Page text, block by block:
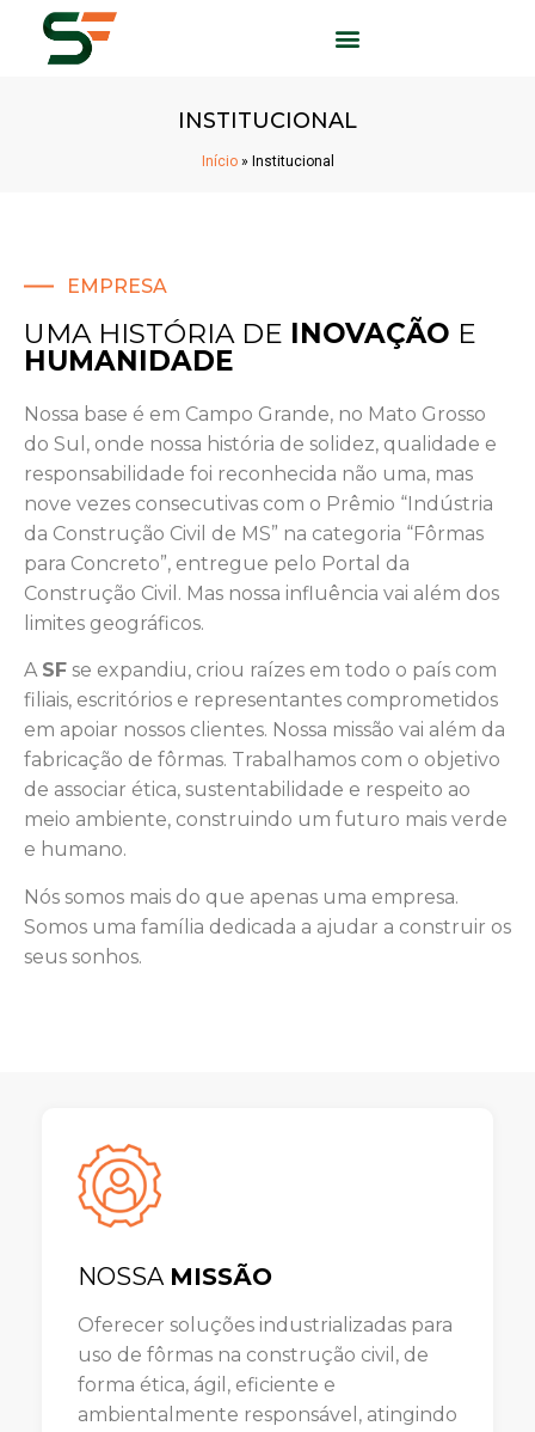
INSTITUCIONAL
Início» Institucional
EMPRESA
UMA HISTÓRIA DE INOVAÇÃO E
HUMANIDADE
Nossa base é em Campo Grande, no Mato Grosso
do Sul, onde nossa história de solidez, qualidade e
responsabilidade foi reconhecida não uma, mas
nove vezes consecutivas com o Prêmio “Indústria
da Construção Civil de MS” na categoria “Fôrmas
para Concreto”, entregue pelo Portal da
Construção Civil. Mas nossa influência vai além dos
limites geográficos.
A SF se expandiu, criou raízes em todo o país com
filiais, escritórios e representantes comprometidos
em apoiar nossos clientes. Nossa missão vai além da
fabricação de fôrmas. Trabalhamos com o objetivo
de associar ética, sustentabilidade e respeito ao
meio ambiente, construindo um futuro mais verde
e humano.
Nós somos mais do que apenas uma empresa.
Somos uma família dedicada a ajudar a construir os
seus sonhos.
NOSSA MISSÃO
Oferecer soluções industrializadas para
uso de fôrmas na construção civil, de
forma ética, ágil, eficiente e
ambientalmente responsável, atingindo